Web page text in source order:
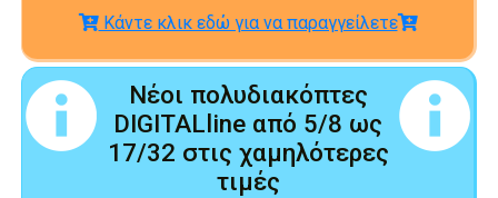
Κάντε κλικ εδώ για να παραγγείλετε
Νέοι πολυδιακόπτες
DIGITALline από 5/8 ως
17/32 στις χαμηλότερες
τιμές